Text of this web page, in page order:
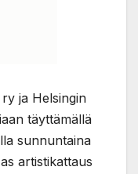
ja Helsingin
täyttämällä
sunnuntaina
artistikattaus